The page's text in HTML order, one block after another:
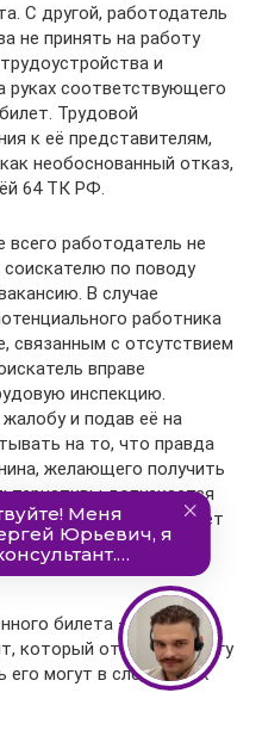
С другой, работодатель
не принять на работу
и
соответствующего
Трудовой
к её представителям,
необоснованный отказ,
64 ТК РФ.
работодатель не
по поводу
В случае
работника
связанным с отсутствием
вправе
инспекцию.
и подав её на
на то, что правда
желающего получить
допускается
того, соискатель может
в обе указанные
билета – это
который откроет дорогу
его могут в следующих